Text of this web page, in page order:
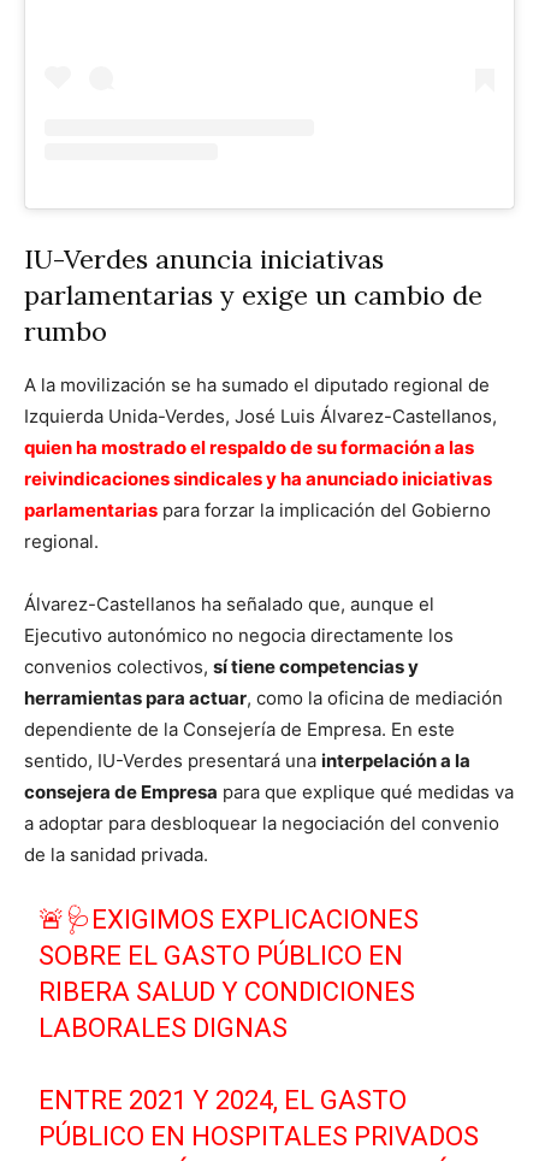
IU-Verdes anuncia iniciativas
parlamentarias y exige un cambio de
rumbo
A la movilización se ha sumado el diputado regional de
Izquierda Unida-Verdes, José Luis Álvarez-Castellanos,
quien ha mostrado el respaldo de su formación a las
reivindicaciones sindicales y ha anunciado iniciativas
parlamentarias para forzar la implicación del Gobierno
regional.
Álvarez-Castellanos ha señalado que, aunque el
Ejecutivo autonómico no negocia directamente los
convenios colectivos, sí tiene competencias y
herramientas para actuar, como la oficina de mediación
dependiente de la Consejería de Empresa. En este
sentido, IU-Verdes presentará una interpelación a la
consejera de Empresa para que explique qué medidas va
a adoptar para desbloquear la negociación del convenio
de la sanidad privada.
🚨🩺EXIGIMOS EXPLICACIONES
SOBRE EL GASTO PÚBLICO EN
RIBERA SALUD Y CONDICIONES
LABORALES DIGNAS
ENTRE 2021 Y 2024, EL GASTO
PÚBLICO EN HOSPITALES PRIVADOS